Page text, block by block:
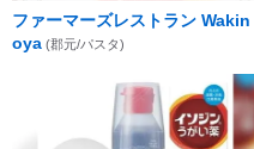
ファーマーズレストラン Wakin
oya (郡元/パスタ)